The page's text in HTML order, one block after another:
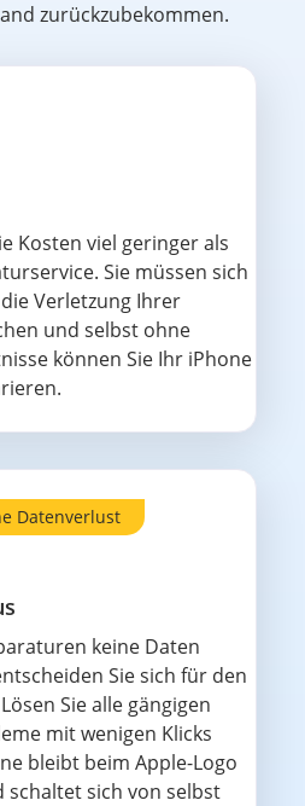
zurückzubekommen.
Kosten viel geringer als
Sie müssen sich
Verletzung Ihrer
und selbst ohne
können Sie Ihr iPhone
Datenverlust
keine Daten
Sie sich für den
Sie alle gängigen
mit wenigen Klicks
bleibt beim Apple-Logo
schaltet sich von selbst